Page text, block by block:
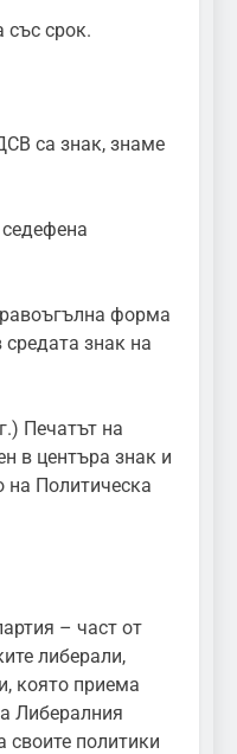
със срок.
са знак, знаме
форма
знак на
Печатът на
в центъра знак и
на Политическа
– част от
либерали,
която приема
Либералния
своите политики